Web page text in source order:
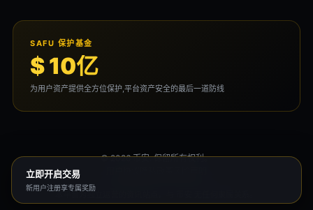
SAFU 保护基金
$ 10亿
为用户资产提供全方位保护,平台资产安全的最后一道防线
© 2026 币安. 保留所有权利。
立即开启交易
新用户注册享专属奖励